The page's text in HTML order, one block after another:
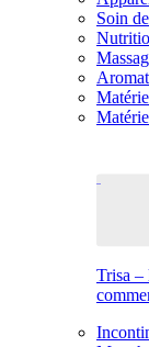
Soin
Trisa –